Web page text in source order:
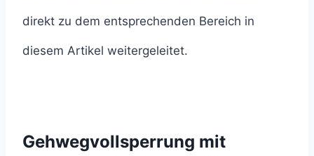
direkt zu dem entsprechenden Bereich in
diesem Artikel weitergeleitet.
Gehwegvollsperrung mit